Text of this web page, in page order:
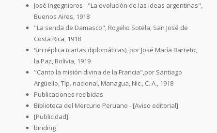
José Ingegnieros - "La evolución de las ideas argentinas",
Buenos Aires, 1918
"La senda de Damasco", Rogelio Sotela, San José de
Costa Rica, 1918
Sin réplica (cartas diplomáticas), por José María Barreto,
la Paz, Bolivia, 1919
"Canto la misión divina de la Francia",por Santiago
Argüello, Tip. nacional, Managua, Nic., C. A., 1918
Publicaciones recibidas
Biblioteca del Mercurio Peruano - [Aviso editorial]
[Publicidad]
binding